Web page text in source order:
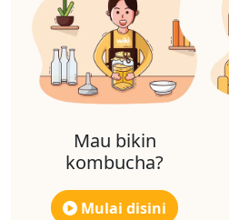
Mau bikin
kombucha?
Mulai disini